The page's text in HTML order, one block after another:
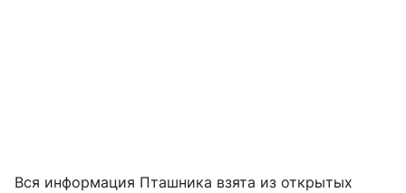
Вся информация Пташника взята из открытых